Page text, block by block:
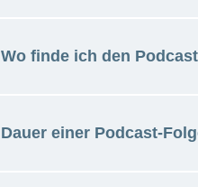
Schweizerischer
Wo finde ich den
Hersteller-Website
Dauer einer Podcast-